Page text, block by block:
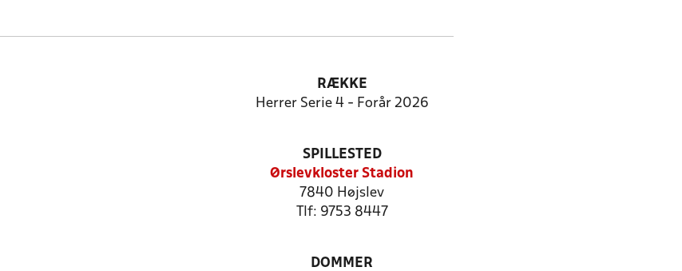
RÆKKE
Herrer Serie 4 - Forår 2026
SPILLESTED
Ørslevkloster Stadion
7840 Højslev
Tlf: 9753 8447
DOMMER